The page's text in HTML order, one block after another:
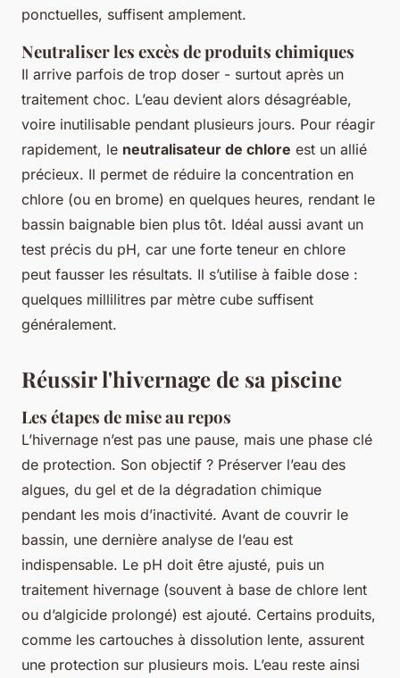
ponctuelles, suffisent amplement.
Neutraliser les excès de produits chimiques
Il arrive parfois de trop doser - surtout après un
traitement choc. L’eau devient alors désagréable,
voire inutilisable pendant plusieurs jours. Pour réagir
rapidement, le neutralisateur de chlore est un allié
précieux. Il permet de réduire la concentration en
chlore (ou en brome) en quelques heures, rendant le
bassin baignable bien plus tôt. Idéal aussi avant un
test précis du pH, car une forte teneur en chlore
peut fausser les résultats. Il s’utilise à faible dose :
quelques millilitres par mètre cube suffisent
généralement.
Réussir l'hivernage de sa piscine
Les étapes de mise au repos
L’hivernage n’est pas une pause, mais une phase clé
de protection. Son objectif ? Préserver l’eau des
algues, du gel et de la dégradation chimique
pendant les mois d’inactivité. Avant de couvrir le
bassin, une dernière analyse de l’eau est
indispensable. Le pH doit être ajusté, puis un
traitement hivernage (souvent à base de chlore lent
ou d’algicide prolongé) est ajouté. Certains produits,
comme les cartouches à dissolution lente, assurent
une protection sur plusieurs mois. L’eau reste ainsi